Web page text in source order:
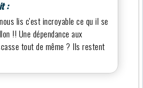
:
lis c'est incroyable ce qu il se
!! Une dépendance aux
tout de même ? Ils restent